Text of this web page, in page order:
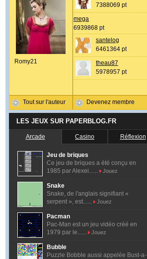
Romy21
Tout sur l'auteur
7388069 pt
mega
6939868 pt
santelog
6461364 pt
theau87
5978957 pt
Devenez membre
LES JEUX SUR PAPERBLOG.FR
Arcade Casino Réflexion
Jeu de briques
Ce jeu de briques a été conçu en
1985 par Alexei......
Jouez
Snake
Snake, de l'anglais signifiant «
serpent », est......
Jouez
Pacman
Pac-Man est un jeu vidéo créé en
1979 par le......
Jouez
Bubble
Puzzle Bobble aussi appelée Bust-a-